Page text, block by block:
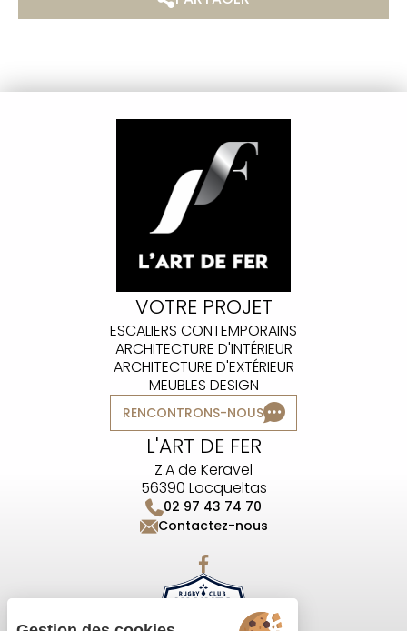
VOTRE PROJET
ESCALIERS CONTEMPORAINS
ARCHITECTURE D'INTÉRIEUR
ARCHITECTURE D'EXTÉRIEUR
MEUBLES DESIGN
RENCONTRONS-NOUS
L'ART DE FER
Z.A de Keravel
56390 Locqueltas
02 97 43 74 70
Contactez-nous